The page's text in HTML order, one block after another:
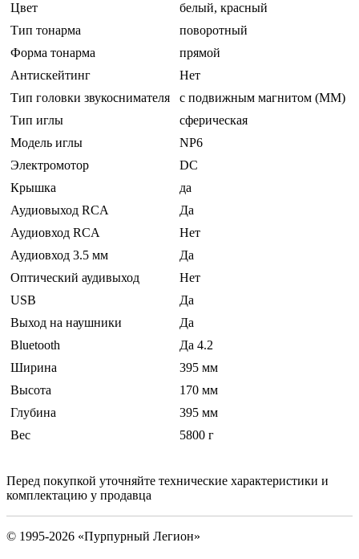
Цвет
белый, красный
Тип тонарма
поворотный
Форма тонарма
прямой
Антискейтинг
Нет
Тип головки звукоснимателя
с подвижным магнитом (MM)
Тип иглы
сферическая
Модель иглы
NP6
Электромотор
DC
Крышка
да
Аудиовыход RCA
Да
Аудиовход RCA
Нет
Аудиовход 3.5 мм
Да
Оптический аудивыход
Нет
USB
Да
Выход на наушники
Да
Bluetooth
Да 4.2
Ширина
395 мм
Высота
170 мм
Глубина
395 мм
Вес
5800 г
Перед покупкой уточняйте технические характеристики и
комплектацию у продавца
© 1995-2026 «Пурпурный Легион»